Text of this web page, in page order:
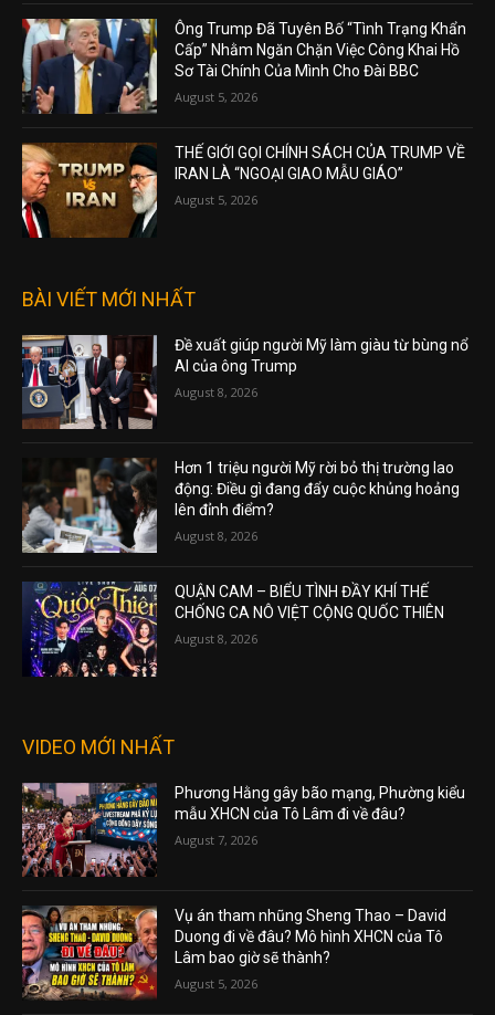
Ông Trump Đã Tuyên Bố “Tình Trạng Khẩn
Cấp” Nhằm Ngăn Chặn Việc Công Khai Hồ
Sơ Tài Chính Của Mình Cho Đài BBC
August 5, 2026
THẾ GIỚI GỌI CHÍNH SÁCH CỦA TRUMP VỀ
IRAN LÀ “NGOẠI GIAO MẪU GIÁO”
August 5, 2026
BÀI VIẾT MỚI NHẤT
Đề xuất giúp người Mỹ làm giàu từ bùng nổ
AI của ông Trump
August 8, 2026
Hơn 1 triệu người Mỹ rời bỏ thị trường lao
động: Điều gì đang đẩy cuộc khủng hoảng
lên đỉnh điểm?
August 8, 2026
QUẬN CAM – BIỂU TÌNH ĐẦY KHÍ THẾ
CHỐNG CA NÔ VIỆT CỘNG QUỐC THIÊN
August 8, 2026
VIDEO MỚI NHẤT
Phương Hằng gây bão mạng, Phường kiểu
mẫu XHCN của Tô Lâm đi về đâu?
August 7, 2026
Vụ án tham nhũng Sheng Thao – David
Duong đi về đâu? Mô hình XHCN của Tô
Lâm bao giờ sẽ thành?
August 5, 2026